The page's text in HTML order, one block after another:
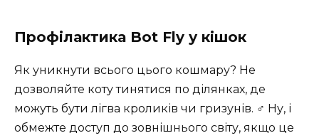
Профілактика Bot Fly у кішок
Як уникнути всього цього кошмару? Не
дозволяйте коту тинятися по ділянках, де
можуть бути лігва кроликів чи гризунів. ‍♂️ Ну, і
обмежте доступ до зовнішнього світу, якщо це